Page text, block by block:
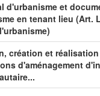
d'urbanisme et
en tenant lieu (Art.
création et réalisation
d'aménagement